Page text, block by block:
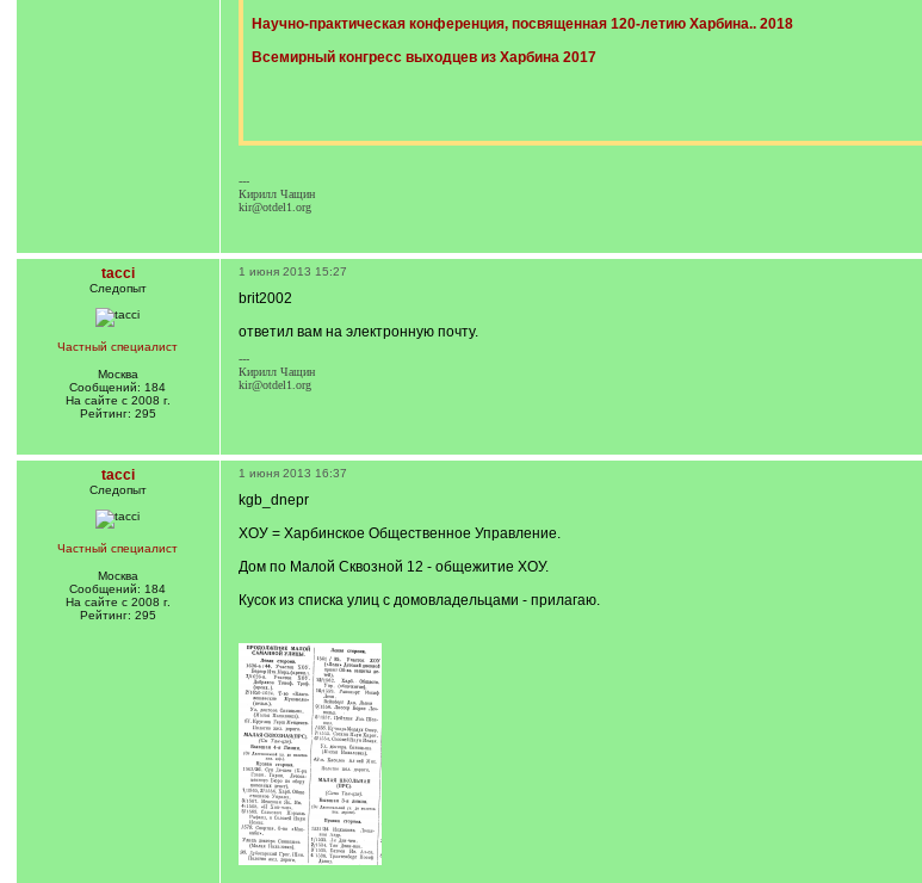
Научно-практическая конференция, посвященная 120-летию Харбина.. 2018
Всемирный конгресс выходцев из Харбина 2017
---
Кирилл Чащин
kir@otdel1.org
tacci
Следопыт
Частный специалист
Москва
Сообщений: 184
На сайте с 2008 г.
Рейтинг: 295
1 июня 2013 15:27
brit2002
ответил вам на электронную почту.
---
Кирилл Чащин
kir@otdel1.org
tacci
Следопыт
Частный специалист
Москва
Сообщений: 184
На сайте с 2008 г.
Рейтинг: 295
1 июня 2013 16:37
kgb_dnepr
ХОУ = Харбинское Общественное Управление.
Дом по Малой Сквозной 12 - общежитие ХОУ.
Кусок из списка улиц с домовладельцами - прилагаю.